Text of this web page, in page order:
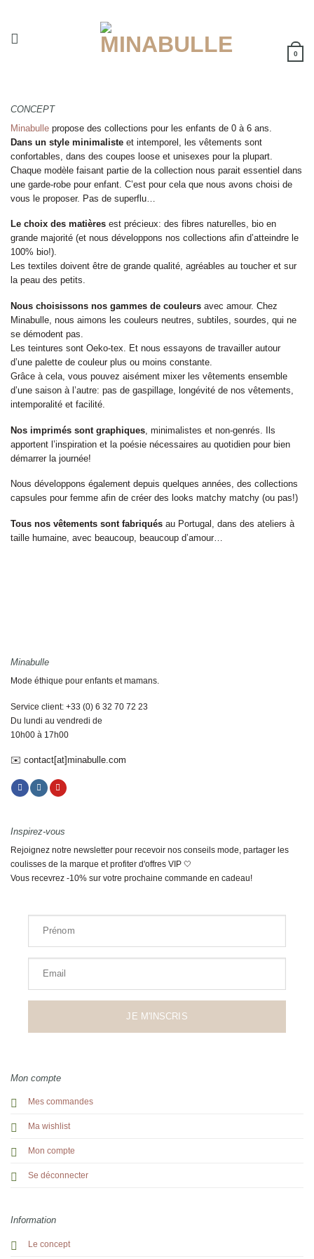
contenu
0
CONCEPT
Minabulle propose des collections pour les enfants de 0 à 6 ans.
Dans un style minimaliste et intemporel, les vêtements sont
confortables, dans des coupes loose et unisexes pour la plupart.
Chaque modèle faisant partie de la collection nous parait essentiel dans
une garde-robe pour enfant. C’est pour cela que nous avons choisi de
vous le proposer. Pas de superflu…
Le choix des matières est précieux: des fibres naturelles, bio en
grande majorité (et nous développons nos collections afin d’atteindre le
100% bio!).
Les textiles doivent être de grande qualité, agréables au toucher et sur
la peau des petits.
Nous choisissons nos gammes de couleurs avec amour. Chez
Minabulle, nous aimons les couleurs neutres, subtiles, sourdes, qui ne
se démodent pas.
Les teintures sont Oeko-tex. Et nous essayons de travailler autour
d’une palette de couleur plus ou moins constante.
Grâce à cela, vous pouvez aisément mixer les vêtements ensemble
d’une saison à l’autre: pas de gaspillage, longévité de nos vêtements,
intemporalité et facilité.
Nos imprimés sont graphiques , minimalistes et non-genrés. Ils
apportent l’inspiration et la poésie nécessaires au quotidien pour bien
démarrer la journée!
Nous développons également depuis quelques années, des collections
capsules pour femme afin de créer des looks matchy matchy (ou pas!)
Tous nos vêtements sont fabriqués au Portugal, dans des ateliers à
taille humaine, avec beaucoup, beaucoup d’amour…
Minabulle
Mode éthique pour enfants et mamans.
Service client: +33 (0) 6 32 70 72 23
Du lundi au vendredi de
10h00 à 17h00
✉️ contact[at]minabulle.com
Mon compte
Mes commandes
Ma wishlist
Mon compte
Se déconnecter
Information
Le concept
Inspirez-vous
Rejoignez notre newsletter pour recevoir nos conseils mode, partager les
coulisses de la marque et profiter d'offres VIP 🤍
Vous recevrez -10% sur votre prochaine commande en cadeau!
Prénom
Email
JE M'INSCRIS